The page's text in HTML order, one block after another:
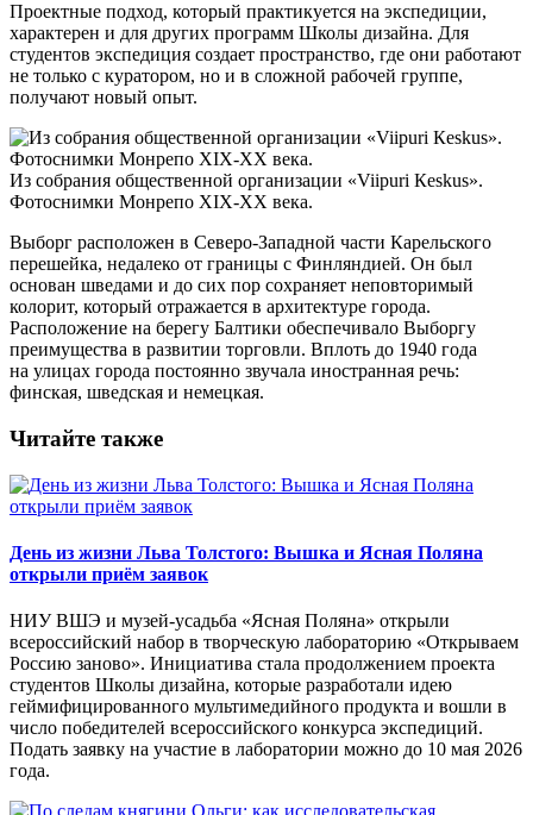
Проектные подход, который практикуется на экспедиции,
характерен и для других программ Школы дизайна. Для
студентов экспедиция создает пространство, где они работают
не только с куратором, но и в сложной рабочей группе,
получают новый опыт.
Из собрания общественной организации «Viipuri Кeskus».
Фотоснимки Монрепо XIX-XX века.
Выборг расположен в Северо-Западной части Карельского
перешейка, недалеко от границы с Финляндией. Он был
основан шведами и до сих пор сохраняет неповторимый
колорит, который отражается в архитектуре города.
Расположение на берегу Балтики обеспечивало Выборгу
преимущества в развитии торговли. Вплоть до 1940 года
на улицах города постоянно звучала иностранная речь:
финская, шведская и немецкая.
Читайте также
День из жизни Льва Толстого: Вышка и Ясная Поляна
открыли приём заявок
НИУ ВШЭ и музей-усадьба «Ясная Поляна» открыли
всероссийский набор в творческую лабораторию «Открываем
Россию заново». Инициатива стала продолжением проекта
студентов Школы дизайна, которые разработали идею
геймифицированного мультимедийного продукта и вошли в
число победителей всероссийского конкурса экспедиций.
Подать заявку на участие в лаборатории можно до 10 мая 2026
года.